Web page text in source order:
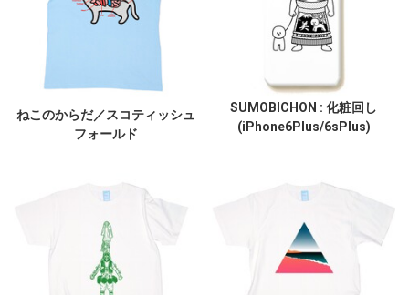
ねこのからだ／スコティッシュ
フォールド
SUMOBICHON : 化粧回し
(iPhone6Plus/6sPlus)